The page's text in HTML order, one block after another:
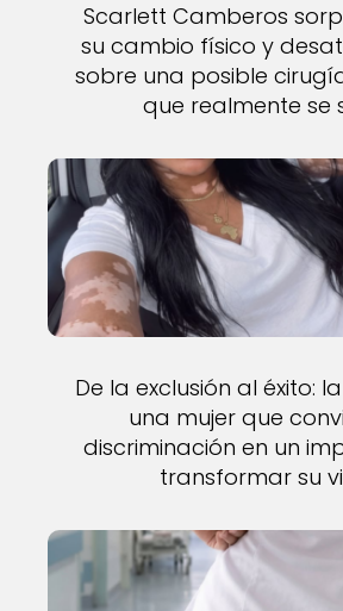
Scarlett Camberos
su cambio físico y
sobre una posible
que realmente se
De la exclusión al éxito:
una mujer que
discriminación en un
transformar su